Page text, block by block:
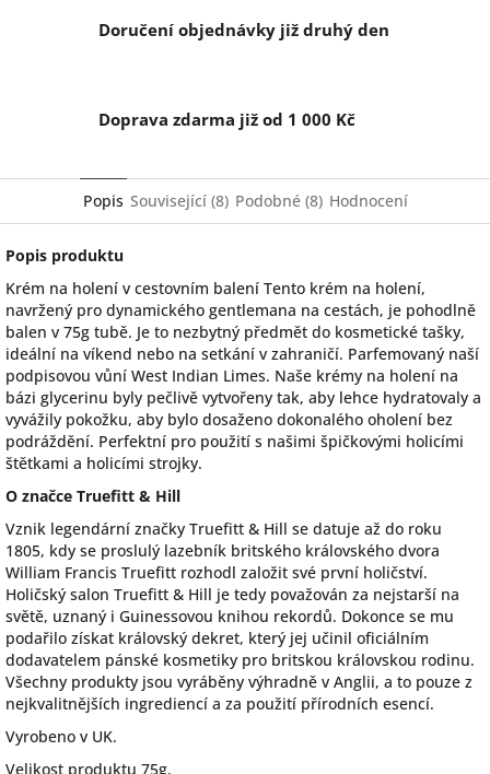
Doručení objednávky již druhý den
Doprava zdarma již od 1 000 Kč
Popis Související (8) Podobné (8) Hodnocení
Popis produktu
Krém na holení v cestovním balení Tento krém na holení,
navržený pro dynamického gentlemana na cestách, je pohodlně
balen v 75g tubě. Je to nezbytný předmět do kosmetické tašky,
ideální na víkend nebo na setkání v zahraničí. Parfemovaný naší
podpisovou vůní West Indian Limes. Naše krémy na holení na
bázi glycerinu byly pečlivě vytvořeny tak, aby lehce hydratovaly a
vyvážily pokožku, aby bylo dosaženo dokonalého oholení bez
podráždění. Perfektní pro použití s našimi špičkovými holicími
štětkami a holicími strojky.
O značce Truefitt & Hill
Vznik legendární značky Truefitt & Hill se datuje až do roku
1805, kdy se proslulý lazebník britského královského dvora
William Francis Truefitt rozhodl založit své první holičství.
Holičský salon Truefitt & Hill je tedy považován za nejstarší na
světě, uznaný i Guinessovou knihou rekordů. Dokonce se mu
podařilo získat královský dekret, který jej učinil oficiálním
dodavatelem pánské kosmetiky pro britskou královskou rodinu.
Všechny produkty jsou vyráběny výhradně v Anglii, a to pouze z
nejkvalitnějších ingrediencí a za použití přírodních esencí.
Vyrobeno v UK.
Velikost produktu 75g.